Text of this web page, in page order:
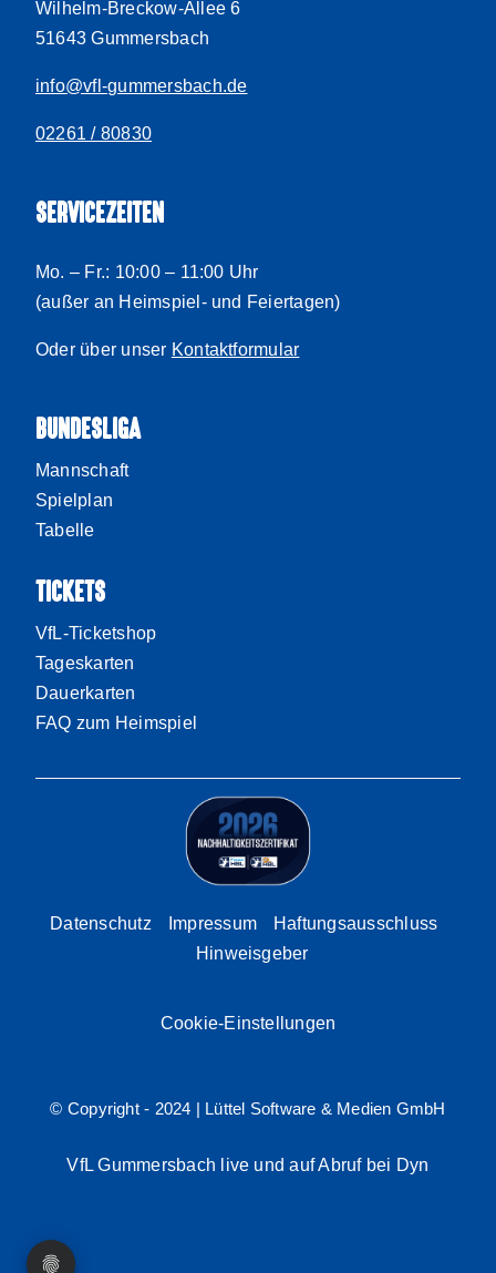
Wilhelm-Breckow-Allee 6
51643 Gummersbach
info@vfl-gummersbach.de
02261 / 80830
SERVICEZEITEN
Mo. – Fr.: 10:00 – 11:00 Uhr
(außer an Heimspiel- und Feiertagen)
Oder über unser Kontaktformular
BUNDESLIGA
Mannschaft
Spielplan
Tabelle
TICKETS
VfL-Ticketshop
Tageskarten
Dauerkarten
FAQ zum Heimspiel
Datenschutz Impressum
Haftungsausschluss
Hinweisgeber
Cookie-Einstellungen
© Copyright - 2024 | Lüttel Software & Medien GmbH
VfL Gummersbach live und auf Abruf bei Dyn